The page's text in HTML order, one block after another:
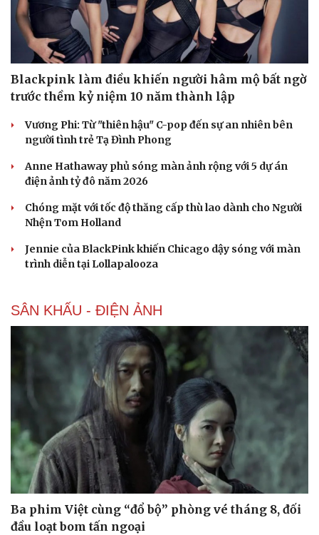
Du lịch
Tư vấn
Săn Tour
check-in
Podcast
Câu chuyện thời sự
Đọc truyện đêm khuya
Cửa sổ tình yêu
Kể chuyện cho bé
Hạt giống tâm hồn
Blackpink làm điều khiến người hâm mộ bất ngờ
trước thềm kỷ niệm 10 năm thành lập
Vương Phi: Từ "thiên hậu" C-pop đến sự an nhiên bên
người tình trẻ Tạ Đình Phong
Anne Hathaway phủ sóng màn ảnh rộng với 5 dự án
điện ảnh tỷ đô năm 2026
Chóng mặt với tốc độ thăng cấp thù lao dành cho Người
Nhện Tom Holland
Jennie của BlackPink khiến Chicago dậy sóng với màn
trình diễn tại Lollapalooza
SÂN KHẤU - ĐIỆN ẢNH
Ba phim Việt cùng “đổ bộ” phòng vé tháng 8, đối
đầu loạt bom tấn ngoại